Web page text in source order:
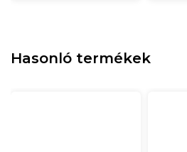
Hasonló termékek